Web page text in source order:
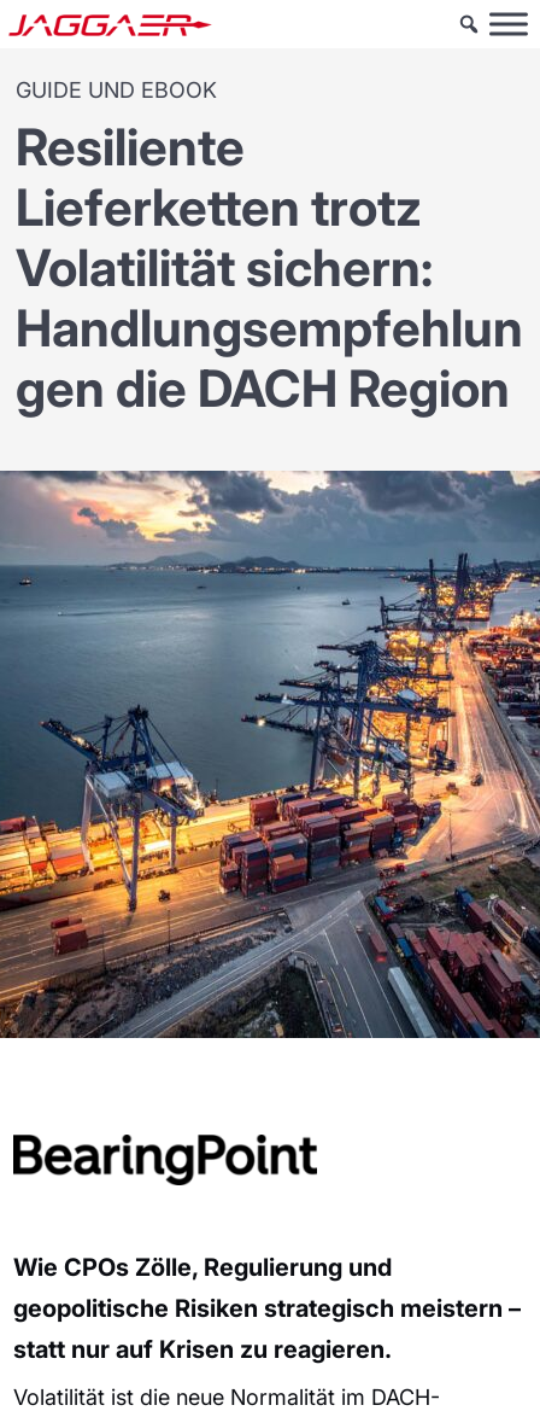
GUIDE UND EBOOK
Resiliente
Lieferketten trotz
Volatilität sichern:
Handlungsempfehlun
gen die DACH Region
Wie CPOs Zölle, Regulierung und
geopolitische Risiken strategisch meistern –
statt nur auf Krisen zu reagieren.
Volatilität ist die neue Normalität im DACH-